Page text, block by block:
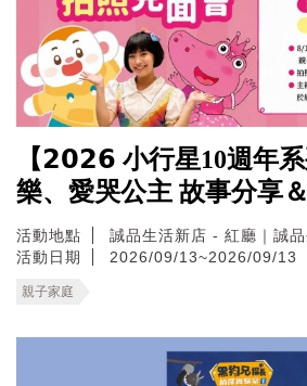
【𝟮𝟬𝟮𝟲 小行星10週年
樂、愛哭公主 故事分享
活動地點
誠品生活新店 - 紅廳｜誠
活動日期
2026/09/13~2026/09/13
親子家庭